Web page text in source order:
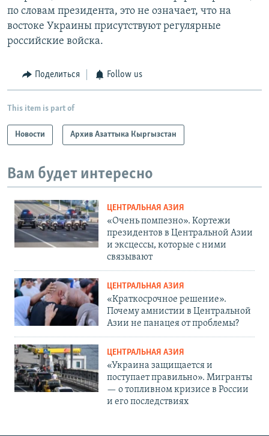
по словам президента, это не означает, что на
востоке Украины присутствуют регулярные
российские войска.
Поделиться Follow us
This item is part of
Новости Архив Азаттыка Кыргызстан
Вам будет интересно
ЦЕНТРАЛЬНАЯ АЗИЯ
«Очень помпезно». Кортежи
президентов в Центральной Азии
и эксцессы, которые с ними
связывают
ЦЕНТРАЛЬНАЯ АЗИЯ
«Краткосрочное решение».
Почему амнистии в Центральной
Азии не панацея от проблемы?
ЦЕНТРАЛЬНАЯ АЗИЯ
«Украина защищается и
поступает правильно». Мигранты
— о топливном кризисе в России
и его последствиях